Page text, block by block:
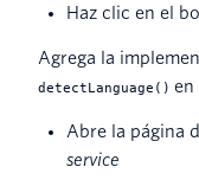
Haz clic en el
Agrega la
detectLanguage() en
Abre la página
service